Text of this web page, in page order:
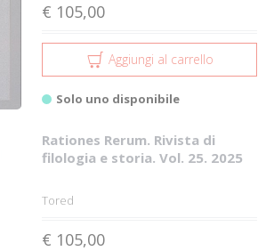
€ 105,00
Aggiungi al carrello
Solo uno disponibile
Rationes Rerum. Rivista di
filologia e storia. Vol. 25. 2025
Tored
€ 105,00